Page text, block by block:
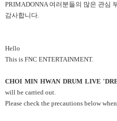
PRIMADONNA 여러분들의 많은 관심
감사합니다.
Hello
This is FNC ENTERTAINMENT.
CHOI MIN HWAN DRUM LIVE
will be carried out.
Please check the precautions below